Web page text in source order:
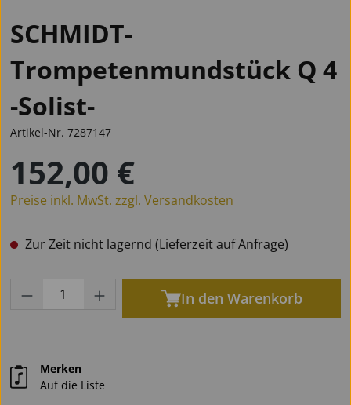
SCHMIDT-
Trompetenmundstück Q 4
-Solist-
Artikel-Nr. 7287147
Regulärer Preis:
152,00 €
Preise inkl. MwSt. zzgl. Versandkosten
Zur Zeit nicht lagernd (Lieferzeit auf Anfrage)
Produkt Anzahl: Gib den gewünschten
In den Warenkorb
Merken
Auf die Liste